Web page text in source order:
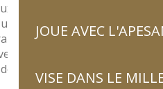
JOUE AVEC
VISE DANS LE
à la Commission
Barège. Il témoigne de
dans notre vallée et
au bon déroulement
la vie en estive.